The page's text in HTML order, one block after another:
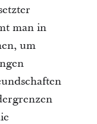
man in
um